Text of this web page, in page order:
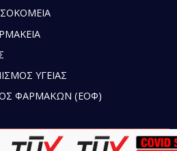
ΥΓΕΙΑΣ
ΦΑΡΜΑΚΩΝ (ΕΟΦ)